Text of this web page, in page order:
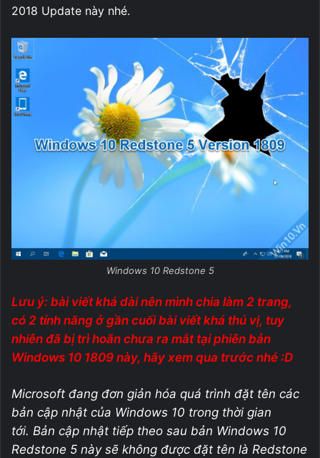
2018 Update này nhé.
Windows 10 Redstone 5
Lưu ý: bài viết khá dài nên mình chia làm 2 trang,
có 2 tính năng ở gần cuối bài viết khá thú vị, tuy
nhiên đã bị trì hoãn chưa ra mắt tại phiên bản
Windows 10 1809 này, hãy xem qua trước nhé :D
Microsoft đang đơn giản hóa quá trình đặt tên các
bản cập nhật của Windows 10 trong thời gian
tới. Bản cập nhật tiếp theo sau bản Windows 10
Redstone 5 này sẽ không được đặt tên là Redstone